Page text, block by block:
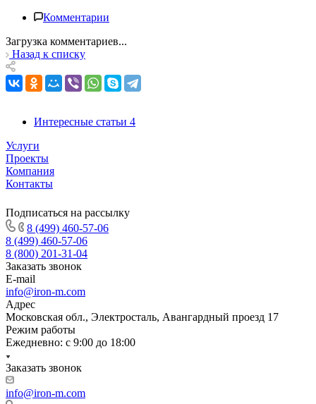
Комментарии
Загрузка комментариев...
Назад к списку
Интересные статьи 4
Услуги
Проекты
Компания
Контакты
Подписаться на рассылку
8 (499) 460-57-06
8 (499) 460-57-06
8 (800) 201-31-04
Заказать звонок
E-mail
info@iron-m.com
Адрес
Московская обл., Электросталь, Авангардный проезд 17
Режим работы
Ежедневно: с 9:00 до 18:00
Заказать звонок
info@iron-m.com